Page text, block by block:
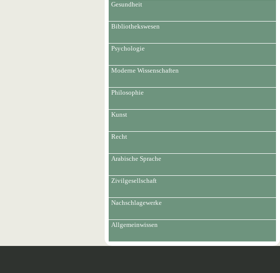
Gesundheit
Bibliothekswesen
Psychologie
Moderne Wissenschaften
Philosophie
Kunst
Recht
Arabische Sprache
Zivilgesellschaft
Nachschlagewerke
Allgemeinwissen